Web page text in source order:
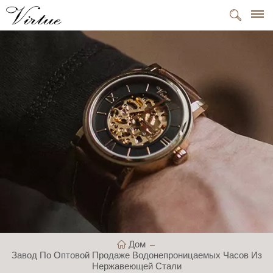
Дом
Завод По Оптовой Продаже Водонепроницаемых Часов Из
Нержавеющей Стали